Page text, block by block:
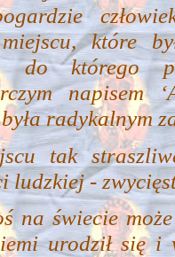
które
do którego
napisem
radykalnym
tak
ludzkiej ‑
na świecie
urodził się i